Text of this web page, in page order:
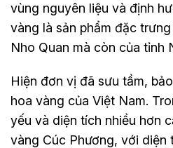
vùng nguyên liệu và định
vàng là sản phẩm đặc
Nho Quan mà còn của tỉnh
Hiện đơn vị đã sưu tầm,
hoa vàng của Việt Nam.
yếu và diện tích nhiều hơn
vàng Cúc Phương, với diện